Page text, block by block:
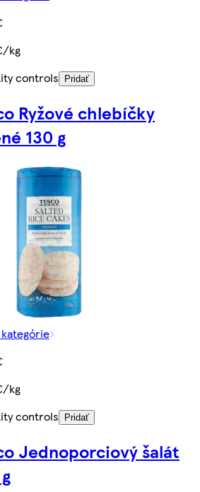
kg
controls
Pridať
Ryžové chlebíčky
130 g
kg
controls
Pridať
Jednoporciový šalát